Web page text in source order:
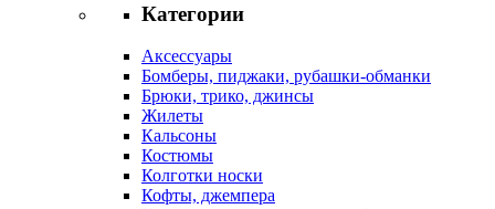
Категории
Аксессуары
Бомберы, пиджаки, рубашки-обманки
Брюки, трико, джинсы
Жилеты
Кальсоны
Костюмы
Колготки носки
Кофты, джемпера